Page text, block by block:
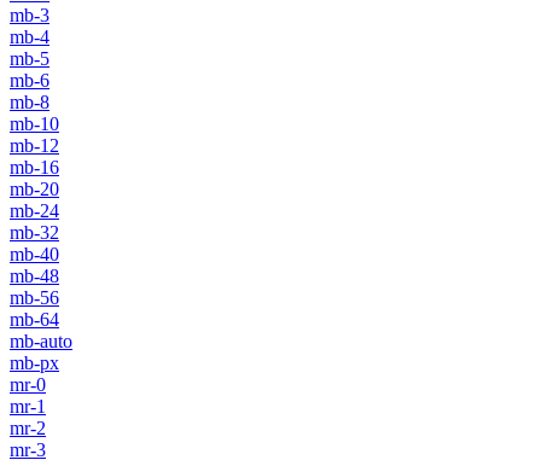
mb-3
mb-4
mb-5
mb-6
mb-8
mb-10
mb-12
mb-16
mb-20
mb-24
mb-32
mb-40
mb-48
mb-56
mb-64
mb-auto
mb-px
mr-0
mr-1
mr-2
mr-3